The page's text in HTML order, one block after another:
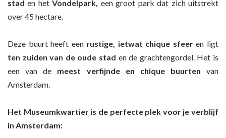
stad en hetVondelpark, een groot park dat zich uitstrekt
over 45 hectare.
Deze buurt heeft een rustige, ietwat chique sfeeren ligt
ten zuiden van de oude stad en de grachtengordel. Het is
een van de meest verfijnde en chique buurten van
Amsterdam.
Het Museumkwartier is de perfecte plek voor je verblijf
in Amsterdam: